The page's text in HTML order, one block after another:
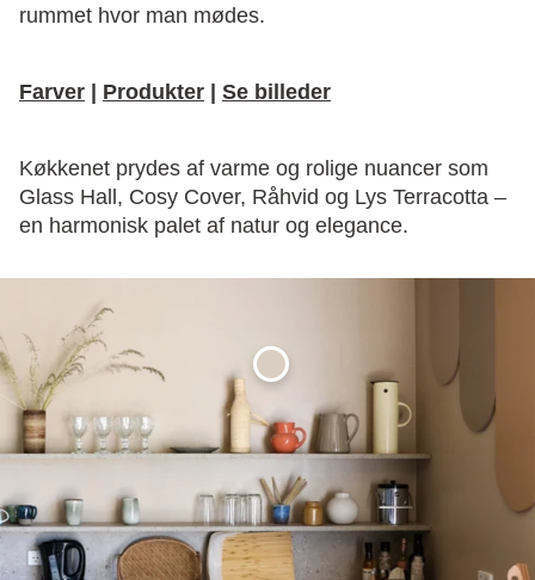
rummet hvor man mødes.
Farver Produkter Se billeder
Køkkenet prydes af varme og rolige nuancer som
Glass Hall, Cosy Cover, Råhvid og Lys Terracotta –
en harmonisk palet af natur og elegance.